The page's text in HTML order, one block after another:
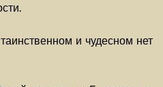
и чудесном нет